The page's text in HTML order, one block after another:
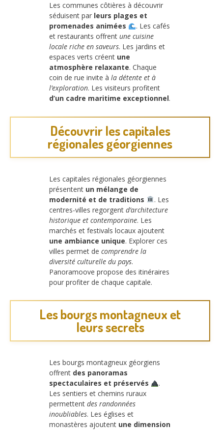
Les communes côtières à découvrir
séduisent par leurs plages et
promenades animées
. Les cafés
et restaurants offrent une cuisine
locale riche en saveurs. Les jardins et
espaces verts créent une
atmosphère relaxante. Chaque
coin de rue invite à la détente et à
l’exploration. Les visiteurs profitent
d’un cadre maritime exceptionnel.
Découvrir les capitales
régionales géorgiennes
Les capitales régionales géorgiennes
présentent un mélange de
modernité et de traditions
. Les
centres-villes regorgent d’architecture
historique et contemporaine. Les
marchés et festivals locaux ajoutent
une ambiance unique. Explorer ces
villes permet de comprendre la
diversité culturelle du pays.
Panoramoove propose des itinéraires
pour profiter de chaque capitale.
Les bourgs montagneux et
leurs secrets
Les bourgs montagneux géorgiens
offrent des panoramas
spectaculaires et préservés
.
Les sentiers et chemins ruraux
permettent des randonnées
inoubliables. Les églises et
monastères ajoutent une dimension